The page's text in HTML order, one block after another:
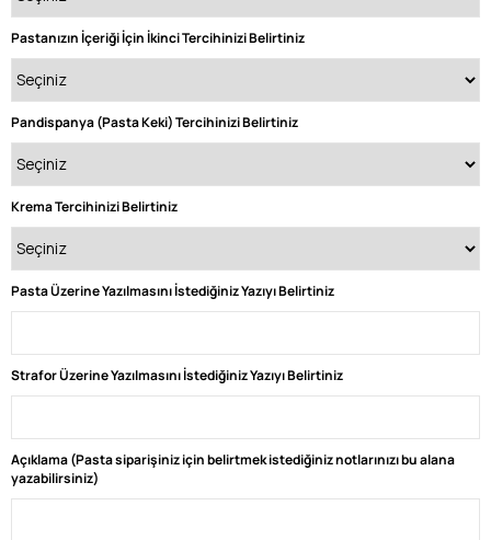
Pastanızın İçeriği İçin İkinci Tercihinizi Belirtiniz
Pandispanya (Pasta Keki) Tercihinizi Belirtiniz
Krema Tercihinizi Belirtiniz
Pasta Üzerine Yazılmasını İstediğiniz Yazıyı Belirtiniz
Strafor Üzerine Yazılmasını İstediğiniz Yazıyı Belirtiniz
Açıklama (Pasta siparişiniz için belirtmek istediğiniz notlarınızı bu alana
yazabilirsiniz)